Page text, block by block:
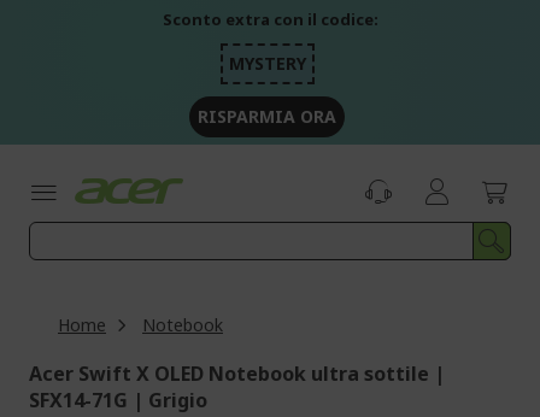
Sconto extra con il codice:
MYSTERY
RISPARMIA ORA
Home Notebook
Acer Swift X OLED Notebook ultra sottile |
SFX14-71G | Grigio